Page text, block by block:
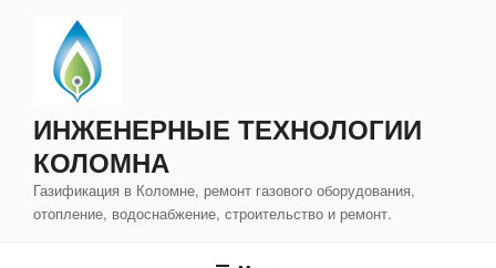
содержимому
ИНЖЕНЕРНЫЕ ТЕХНОЛОГИИ
КОЛОМНА
Газификация в Коломне, ремонт газового оборудования,
отопление, водоснабжение, строительство и ремонт.